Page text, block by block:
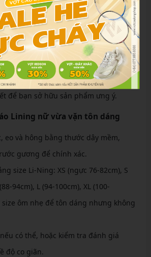
áo Lining nữ chuẩn đẹp chính hãng
nữkhông chỉ dựa vào kiểu dáng mà
lượng và phù hợp. Dưới đây là
để bạn sở hữu sản phẩm ưng ý.
Lining nữ vừa vặn tôn dáng
eo và hông bằng thước dây mềm,
gương để chính xác.
size Li-Ning: XS (ngực 76-82cm), S
94cm), L (94-100cm), XL (100-
size ôm nhẹ để tôn dáng nhưng không
có thể, hoặc kiểm tra đánh giá
độ co giãn.